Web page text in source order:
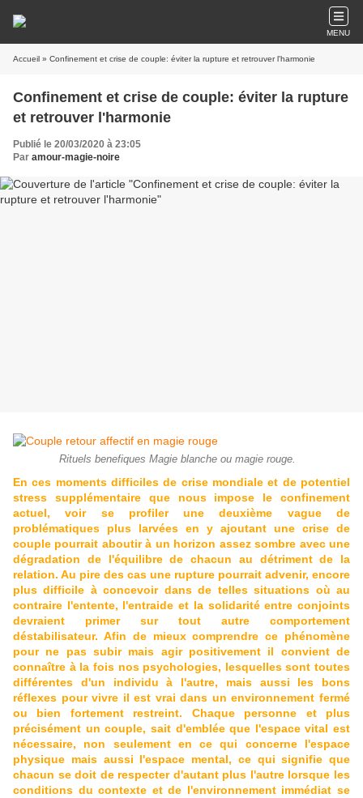
MENU
Accueil » Confinement et crise de couple: éviter la rupture et retrouver l'harmonie
Confinement et crise de couple: éviter la rupture
et retrouver l'harmonie
Publié le 20/03/2020 à 23:05
Par amour-magie-noire
Rituels benefiques Magie blanche ou magie rouge.
En ces moments difficiles de crise mondiale et de potentiel
stress supplémentaire que nous impose le confinement
actuel, voir se profiler une deuxième vague de
problématiques plus larvées en y ajoutant une crise de
couple pourrait aboutir à un horizon assez sombre avec une
dégradation de l'équilibre de chacun au détriment de la
relation. Au pire des cas une rupture pourrait advenir, encore
plus difficile à concevoir dans de telles situations où au
contraire l'entente, l'entraide et la solidarité entre conjoints
devraient primer sur tout autre comportement
déstabilisateur. Afin de mieux comprendre ce phénomène
pour ne pas subir mais agir positivement il convient de
connaître à la fois nos psychologies, lesquelles sont toutes
différentes d'un individu à l'autre, mais aussi les bons
réflexes pour vivre il est vrai dans un environnement fermé
ou bien fortement restreint. Chaque personne et plus
précisément un couple, sait d'emblée que l'espace vital est
nécessaire, non seulement en ce qui concerne l'espace
physique mais aussi l'espace mental, ce qui signifie que
chacun se doit de respecter d'autant plus l'autre lorsque les
conditions du contexte et de l'environnement immédiat se